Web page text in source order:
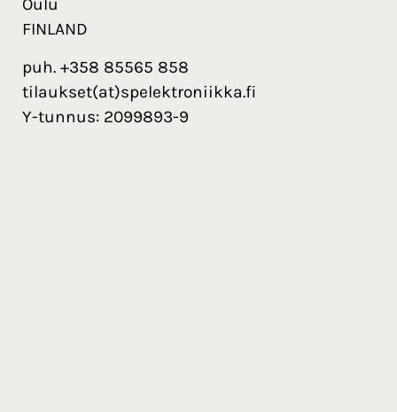
Oulu
FINLAND
puh. +358 85565 858
tilaukset(at)spelektroniikka.fi
Y-tunnus: 2099893-9